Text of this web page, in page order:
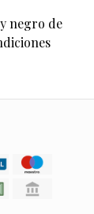
negro de